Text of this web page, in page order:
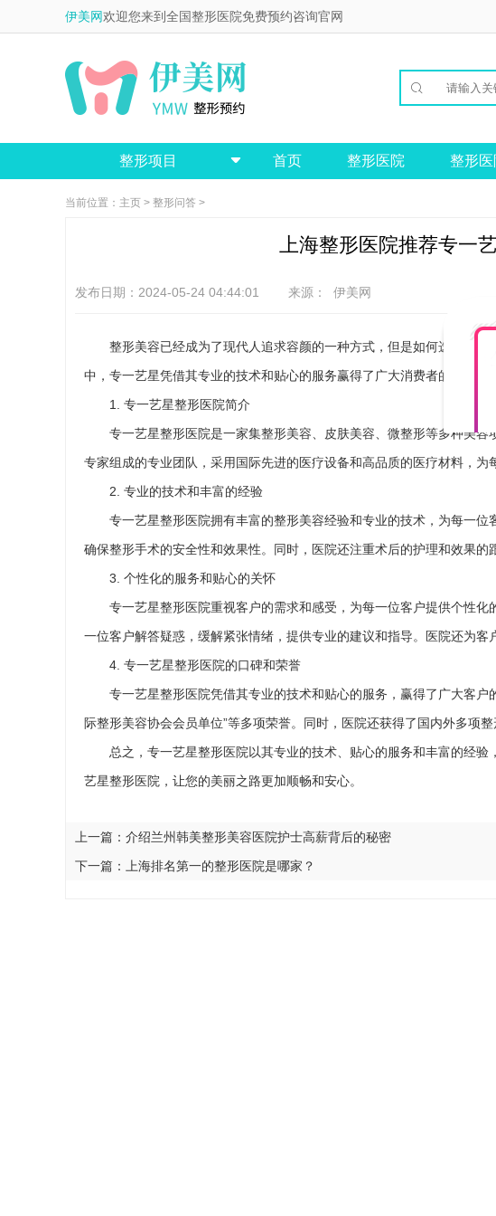
伊美网欢迎您来到全国整形医院免费预约咨询官网

整形项目  首页 整形医院 整形
当前位置： 主页 > 整形问答 >
上海整形医院推荐专一
发布日期：2024-05-24 04:44:01 来源： 伊美网
整形美容已经成为了现代人追求容颜的一种方式，但是如何选择一
中，专一艺星凭借其专业的技术和贴心的服务赢得了广大消费者的信任和
1. 专一艺星整形医院简介
专一艺星整形医院是一家集整形美容、皮肤美容、微整形等多种美
专家组成的专业团队，采用国际先进的医疗设备和高品质的医疗材料，为
2. 专业的技术和丰富的经验
专一艺星整形医院拥有丰富的整形美容经验和专业的技术，为每一
确保整形手术的安全性和效果性。同时，医院还注重术后的护理和效果的
3. 个性化的服务和贴心的关怀
专一艺星整形医院重视客户的需求和感受，为每一位客户提供个性
一位客户解答疑惑，缓解紧张情绪，提供专业的建议和指导。医院还为客
4. 专一艺星整形医院的口碑和荣誉
专一艺星整形医院凭借其专业的技术和贴心的服务，赢得了广大客户
际整形美容协会会员单位”等多项荣誉。同时，医院还获得了国内外多项整
总之，专一艺星整形医院以其专业的技术、贴心的服务和丰富的经
艺星整形医院，让您的美丽之路更加顺畅和安心。
上一篇： 介绍兰州韩美整形美容医院护士高薪背后的秘密
下一篇：
上海排名第一的整形医院是哪家？